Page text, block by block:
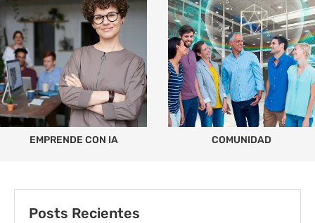
EMPRENDE CON IA COMUNIDAD
Posts Recientes